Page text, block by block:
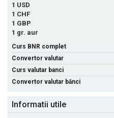
1 USD
1 CHF
1 GBP
1 gr. aur
Curs BNR complet
Convertor valutar
Curs valutar banci
Convertor valutar bănci
Informatii utile